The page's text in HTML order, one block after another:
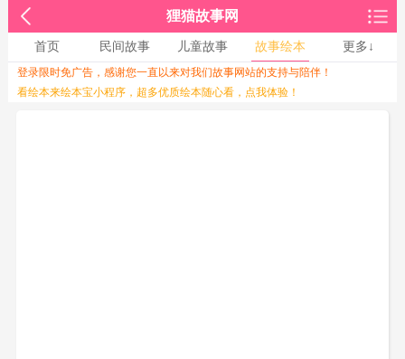
狸猫故事网
首页 民间故事 儿童故事 故事绘本
更多↓
收起↑
登录限时免广告，感谢您一直以来对我们故事网站的支持与陪伴！
看绘本来绘本宝小程序，超多优质绘本随心看，点我体验！